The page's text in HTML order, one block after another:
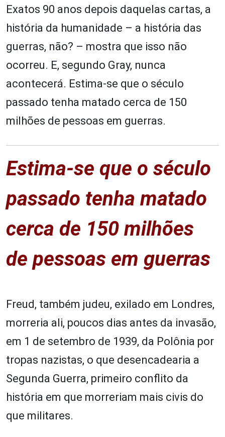
Exatos 90 anos depois daquelas cartas, a
história da humanidade – a história das
guerras, não? – mostra que isso não
ocorreu. E, segundo Gray, nunca
acontecerá. Estima-se que o século
passado tenha matado cerca de 150
milhões de pessoas em guerras.
Estima-se que o século
passado tenha matado
cerca de 150 milhões
de pessoas em guerras
Freud, também judeu, exilado em Londres,
morreria ali, poucos dias antes da invasão,
em 1 de setembro de 1939, da Polônia por
tropas nazistas, o que desencadearia a
Segunda Guerra, primeiro conflito da
história em que morreriam mais civis do
que militares.